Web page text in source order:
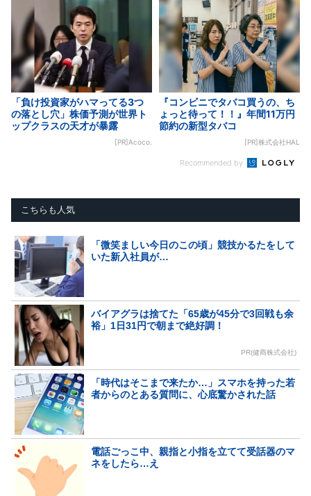
「負け投資家がハマってる3つ
の落とし穴」株価予測が世界ト
ップクラスの天才が暴露
[PR]Acoco.
『コンビニでタバコ買うの、ち
ょっと待って！！』年間11万円
節約の新型タバコ
[PR]株式会社HAL
Recommended by
こちらも人気
「微笑ましい今日のこの頃」競技かるたをして
いた新入社員が…
バイアグラは捨てた「65歳が45分で3回戦も余
裕」1日31円で朝まで絶好調！
PR(健商株式会社)
「時代はそこまで来たか…」スマホを持った若
者からのとある質問に、心底驚かされた話
電話ごっこ中、親指と小指を立てて受話器のマ
ネをしたら…え